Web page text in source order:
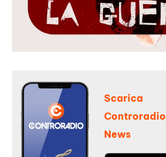
Scarica
Controradio
News